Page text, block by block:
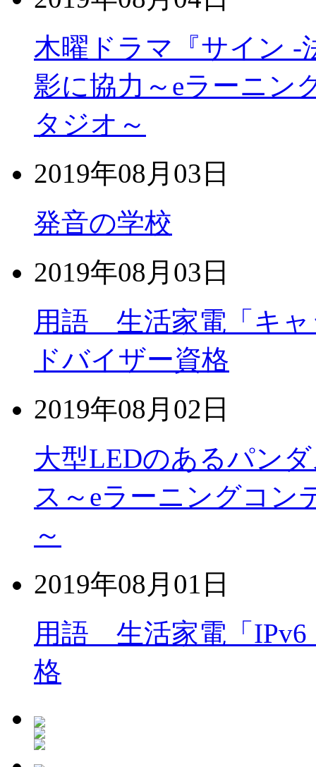
木曜ドラマ『サイン -
影に協力～eラーニン
タジオ～
2019年08月03日
発音の学校
2019年08月03日
用語 生活家電「キャ
ドバイザー資格
2019年08月02日
大型LEDのあるパン
ス～eラーニングコン
～
2019年08月01日
用語 生活家電「IPv6
格